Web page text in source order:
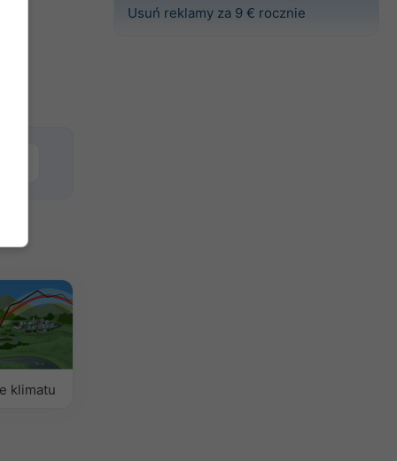
Usuń reklamy za 9 € rocznie
klimatu